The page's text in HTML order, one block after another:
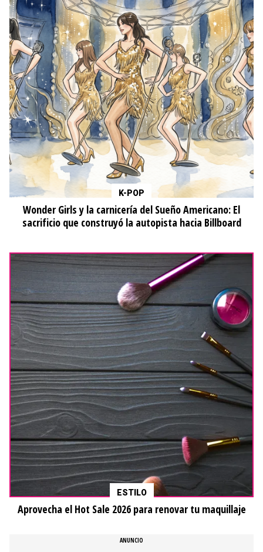
K-POP
Wonder Girls y la carnicería del Sueño Americano: El
sacrificio que construyó la autopista hacia Billboard
ESTILO
Aprovecha el Hot Sale 2026 para renovar tu maquillaje